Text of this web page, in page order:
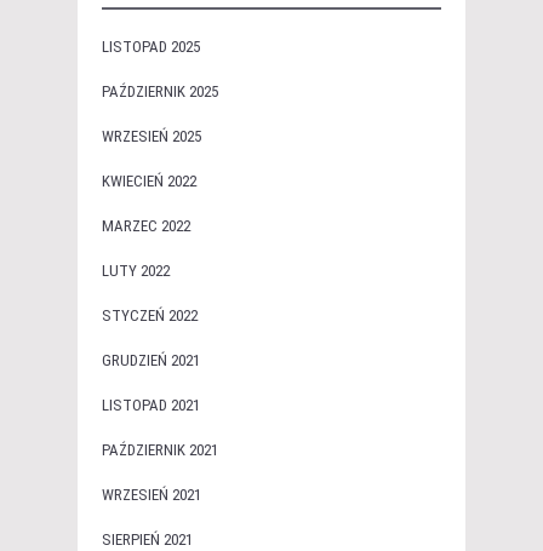
LISTOPAD 2025
PAŹDZIERNIK 2025
WRZESIEŃ 2025
KWIECIEŃ 2022
MARZEC 2022
LUTY 2022
STYCZEŃ 2022
GRUDZIEŃ 2021
LISTOPAD 2021
PAŹDZIERNIK 2021
WRZESIEŃ 2021
SIERPIEŃ 2021